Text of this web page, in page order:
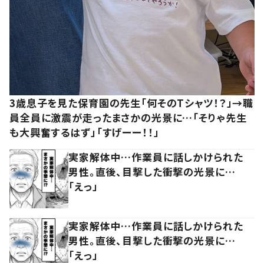
3歳息子を見た保育園の先生「何そのTシャツ！？」→職
員全員に激震が走ったまさかの光景に…「そりゃ先生
も大興奮するはず」「すげーー！！」
実家解体中…作業員に話しかけられた
男性。直後、目撃した衝撃の光景に…
「えっ」
実家解体中…作業員に話しかけられた
男性。直後、目撃した衝撃の光景に…
「えっ」